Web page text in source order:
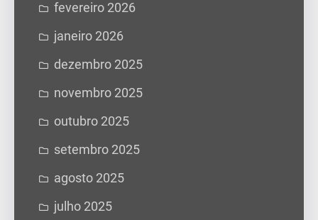
fevereiro 2026
janeiro 2026
dezembro 2025
novembro 2025
outubro 2025
setembro 2025
agosto 2025
julho 2025